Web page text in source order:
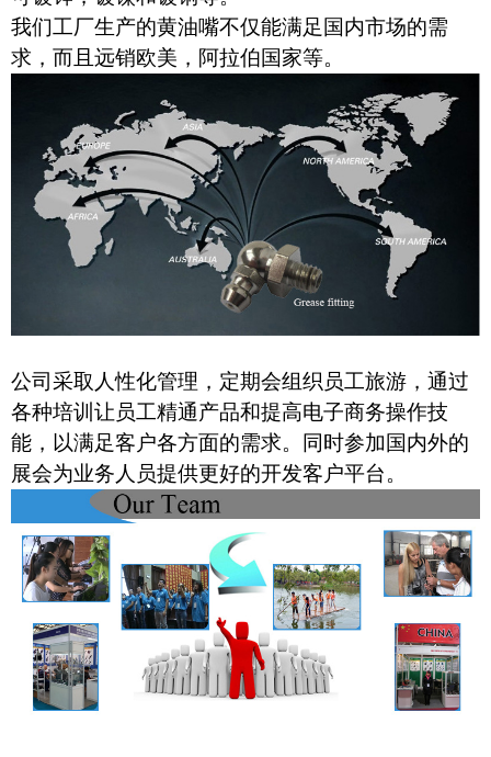
我们工厂生产的黄油嘴不仅能满足国内市场的需
求，而且远销欧美，阿拉伯国家等。
公司采取人性化管理，定期会组织员工旅游，通过
各种培训让员工精通产品和提高电子商务操作技
能，以满足客户各方面的需求。同时参加国内外的
展会为业务人员提供更好的开发客户平台。